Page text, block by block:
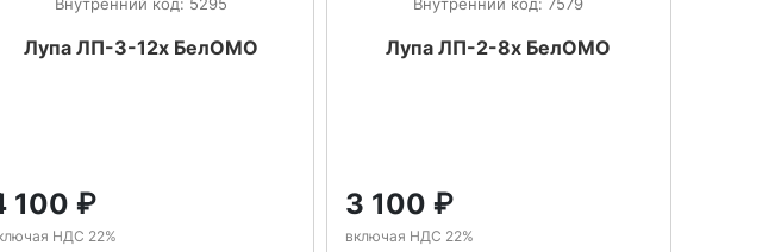
Лупа ЛП-3-12х БелОМО
100 ₽
НДС 22%
Лупа ЛП-2-8х БелОМО
3 100 ₽
включая НДС 22%